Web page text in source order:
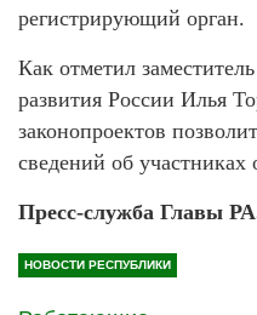
регистрирующий орган.
Как отметил
развития России Илья
законопроектов
сведений об
Пресс-служба Главы
НОВОСТИ РЕСПУБЛИКИ